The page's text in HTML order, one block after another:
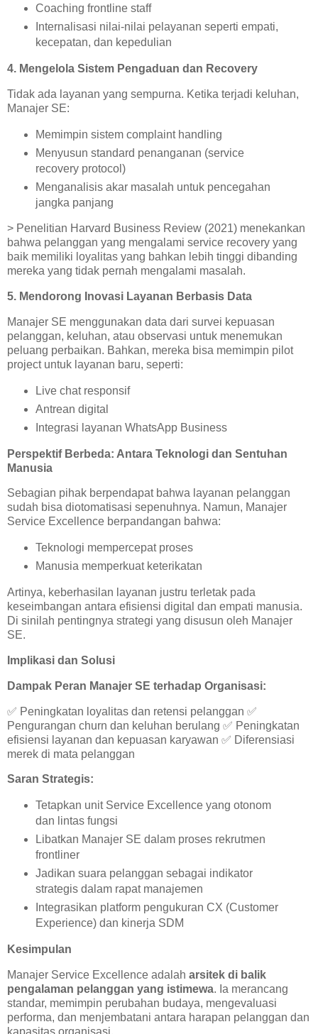
Coaching frontline staff
Internalisasi nilai-nilai pelayanan seperti empati,
kecepatan, dan kepedulian
4. Mengelola Sistem Pengaduan dan Recovery
Tidak ada layanan yang sempurna. Ketika terjadi keluhan,
Manajer SE:
Memimpin sistem complaint handling
Menyusun standard penanganan (service
recovery protocol)
Menganalisis akar masalah untuk pencegahan
jangka panjang
> Penelitian Harvard Business Review (2021) menekankan
bahwa pelanggan yang mengalami service recovery yang
baik memiliki loyalitas yang bahkan lebih tinggi dibanding
mereka yang tidak pernah mengalami masalah.
5. Mendorong Inovasi Layanan Berbasis Data
Manajer SE menggunakan data dari survei kepuasan
pelanggan, keluhan, atau observasi untuk menemukan
peluang perbaikan. Bahkan, mereka bisa memimpin pilot
project untuk layanan baru, seperti:
Live chat responsif
Antrean digital
Integrasi layanan WhatsApp Business
Perspektif Berbeda: Antara Teknologi dan Sentuhan
Manusia
Sebagian pihak berpendapat bahwa layanan pelanggan
sudah bisa diotomatisasi sepenuhnya. Namun, Manajer
Service Excellence berpandangan bahwa:
Teknologi mempercepat proses
Manusia memperkuat keterikatan
Artinya, keberhasilan layanan justru terletak pada
keseimbangan antara efisiensi digital dan empati manusia.
Di sinilah pentingnya strategi yang disusun oleh Manajer
SE.
Implikasi dan Solusi
Dampak Peran Manajer SE terhadap Organisasi:
✅ Peningkatan loyalitas dan retensi pelanggan ✅
Pengurangan churn dan keluhan berulang ✅ Peningkatan
efisiensi layanan dan kepuasan karyawan ✅ Diferensiasi
merek di mata pelanggan
Saran Strategis:
Tetapkan unit Service Excellence yang otonom
dan lintas fungsi
Libatkan Manajer SE dalam proses rekrutmen
frontliner
Jadikan suara pelanggan sebagai indikator
strategis dalam rapat manajemen
Integrasikan platform pengukuran CX (Customer
Experience) dan kinerja SDM
Kesimpulan
Manajer Service Excellence adalah arsitek di balik
pengalaman pelanggan yang istimewa. Ia merancang
standar, memimpin perubahan budaya, mengevaluasi
performa, dan menjembatani antara harapan pelanggan dan
kapasitas organisasi.